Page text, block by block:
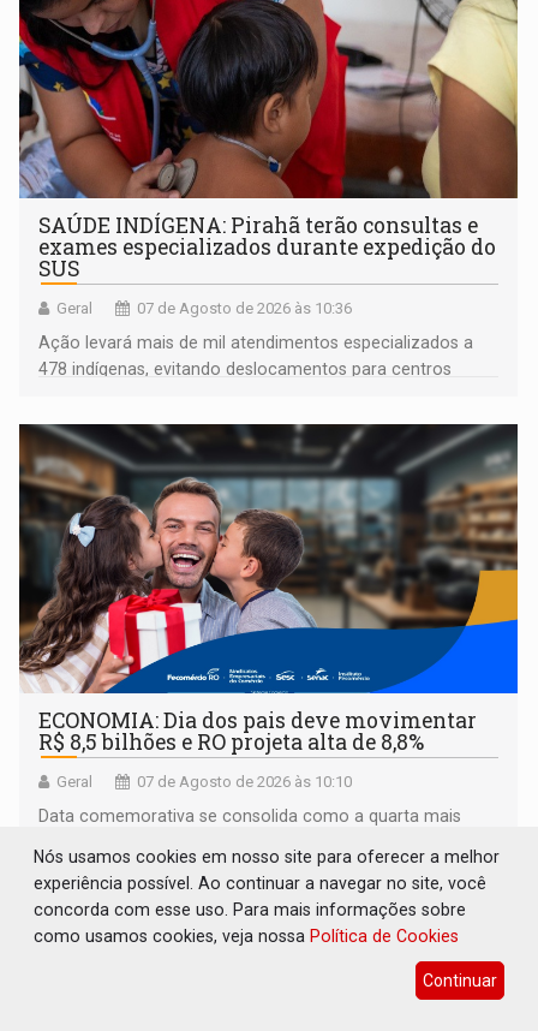
SAÚDE INDÍGENA: Pirahã terão consultas e
exames especializados durante expedição do
SUS
Geral 07 de Agosto de 2026 às 10:36
Ação levará mais de mil atendimentos especializados a
478 indígenas, evitando deslocamentos para centros
ECONOMIA: Dia dos pais deve movimentar
R$ 8,5 bilhões e RO projeta alta de 8,8%
Geral 07 de Agosto de 2026 às 10:10
Data comemorativa se consolida como a quarta mais
desemprego em 14 anos e pela recuperação da renda
média do trabalhador
Nós usamos cookies em nosso site para oferecer a melhor
experiência possível. Ao continuar a navegar no site, você
concorda com esse uso. Para mais informações sobre
como usamos cookies, veja nossa Política de Cookies
Continuar